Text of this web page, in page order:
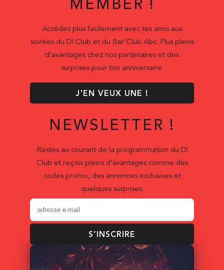
MEMBER !
Accédes plus facilement avec tes amis aux
soirées du D! Club et du Bar'Club Abc. Plus pleins
d’avantages chez nos partenaires et des
surprises pour ton anniversaire.
J'EN VEUX UNE !
NEWSLETTER !
Restes au courant de la programmation du D!
Club et reçois pleins d’avantages comme des
codes promo, des annonces exclusives et
quelques surprises.
S’INSCRIRE